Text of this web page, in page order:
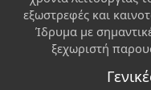
εξωστρεφές και
Ίδρυμα με
ξεχωριστή